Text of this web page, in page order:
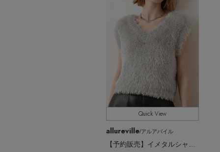
Quick View
allureville/アルアバイル
【予約販売】イメタルシャギーショートジレ